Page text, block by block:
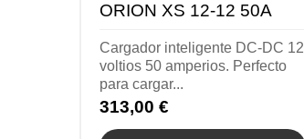
ORION XS 12-12 50A
Cargador inteligente DC-DC 12
voltios 50 amperios. Perfecto
para cargar...
313,00 €